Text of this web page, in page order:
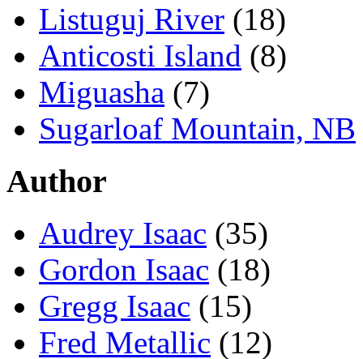
Listuguj River (18)
Anticosti Island (8)
Miguasha (7)
Sugarloaf Mountain, NB
Author
Audrey Isaac (35)
Gordon Isaac (18)
Gregg Isaac (15)
Fred Metallic (12)